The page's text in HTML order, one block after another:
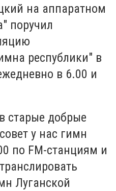
на аппаратном
поручил
республики" в
в 6.00 и
старые добрые
у нас гимн
по FM-станциям и
Луганской